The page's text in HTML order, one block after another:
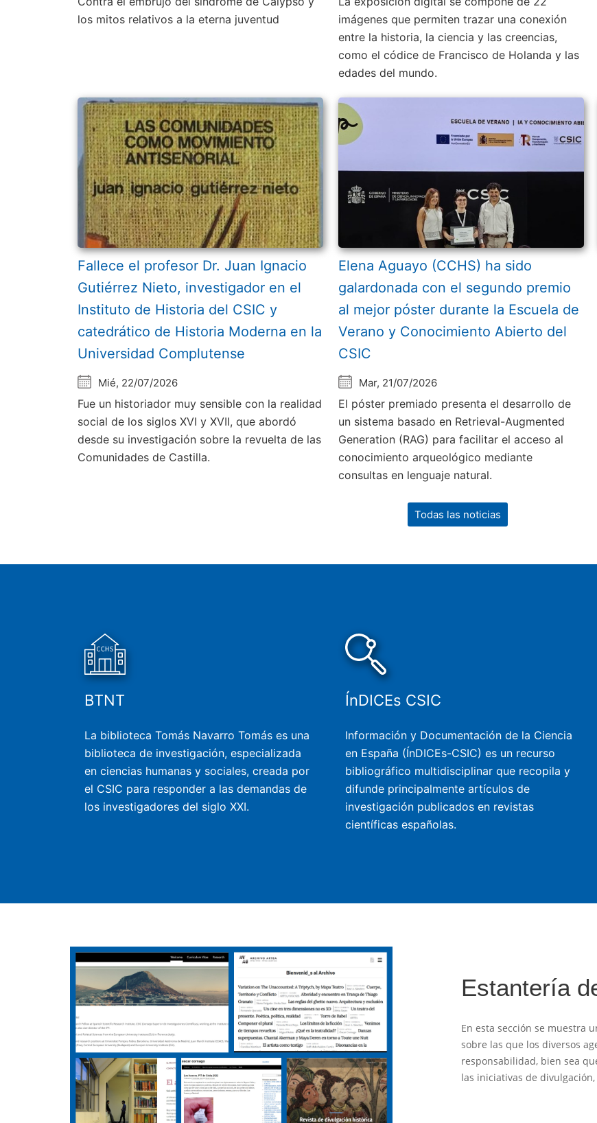
los mitos relativos a la eterna juventud
imágenes que permiten trazar una conexión
entre la historia, la ciencia y las creencias,
como el códice de Francisco de Holanda y las
edades del mundo.
Fallece el profesor Dr. Juan Ignacio
Gutiérrez Nieto, investigador en el
Instituto de Historia del CSIC y
catedrático de Historia Moderna en la
Universidad Complutense
Mié, 22/07/2026
Fue un historiador muy sensible con la realidad
social de los siglos XVI y XVII, que abordó
desde su investigación sobre la revuelta de las
Comunidades de Castilla.
Elena Aguayo (CCHS) ha sido
galardonada con el segundo premio
al mejor póster durante la Escuela de
Verano y Conocimiento Abierto del
CSIC
Mar, 21/07/2026
El póster premiado presenta el desarrollo de
un sistema basado en Retrieval-Augmented
Generation (RAG) para facilitar el acceso al
conocimiento arqueológico mediante
consultas en lenguaje natural.
Todas las noticias
BTNT
La biblioteca Tomás Navarro Tomás es una
biblioteca de investigación, especializada
en ciencias humanas y sociales, creada por
el CSIC para responder a las demandas de
los investigadores del siglo XXI.
ÍnDICEs CSIC
Información y Documentación de la Ciencia
en España (ÍnDICEs-CSIC) es un recurso
bibliográfico multidisciplinar que recopila y
difunde principalmente artículos de
investigación publicados en revistas
científicas españolas.
Estantería
En esta sección se muestra
sobre las que los diversos
responsabilidad, bien sea
las iniciativas de